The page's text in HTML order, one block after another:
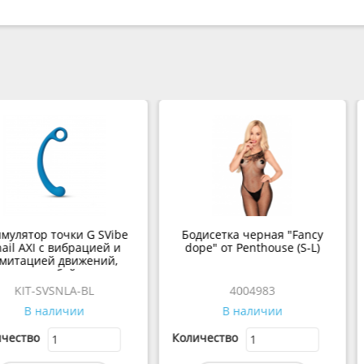
"Fancy
(S-L)
JOYDROPS Крем
отбеливающий интимные
женщин